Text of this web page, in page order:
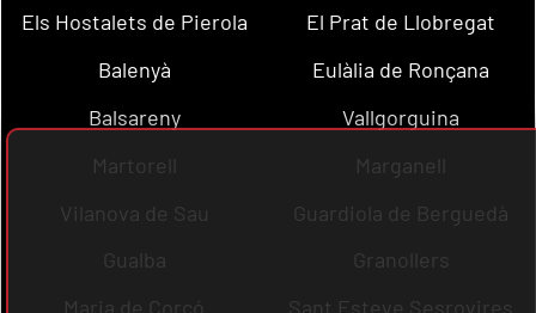
Els Hostalets de Pierola
El Prat de Llobregat
Balenyà
Eulàlia de Ronçana
Balsareny
Vallgorguina
Martorell
Marganell
Vilanova de Sau
Guardiola de Berguedà
Gualba
Granollers
Maria de Corcó
Sant Esteve Sesrovires